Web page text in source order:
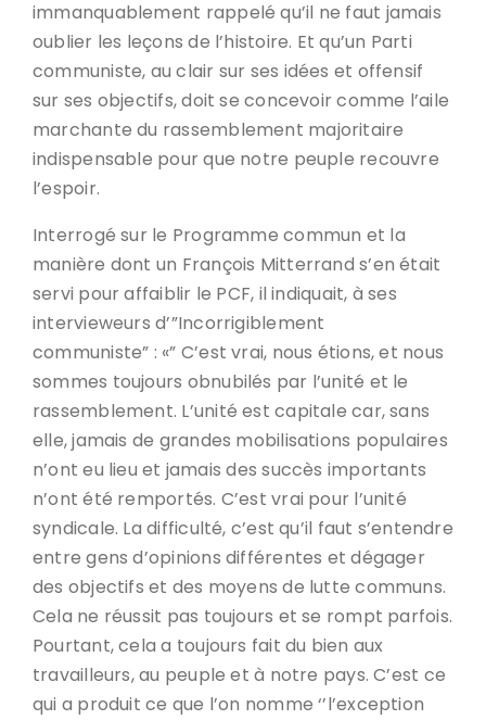
immanquablement rappelé qu’il ne faut jamais
oublier les leçons de l’histoire. Et qu’un Parti
communiste, au clair sur ses idées et offensif
sur ses objectifs, doit se concevoir comme l’aile
marchante du rassemblement majoritaire
indispensable pour que notre peuple recouvre
l’espoir.
Interrogé sur le Programme commun et la
manière dont un François Mitterrand s’en était
servi pour affaiblir le PCF, il indiquait, à ses
intervieweurs d’”Incorrigiblement
communiste” : «” C’est vrai, nous étions, et nous
sommes toujours obnubilés par l’unité et le
rassemblement. L’unité est capitale car, sans
elle, jamais de grandes mobilisations populaires
n’ont eu lieu et jamais des succès importants
n’ont été remportés. C’est vrai pour l’unité
syndicale. La difficulté, c’est qu’il faut s’entendre
entre gens d’opinions différentes et dégager
des objectifs et des moyens de lutte communs.
Cela ne réussit pas toujours et se rompt parfois.
Pourtant, cela a toujours fait du bien aux
travailleurs, au peuple et à notre pays. C’est ce
qui a produit ce que l’on nomme ‘’l’exception